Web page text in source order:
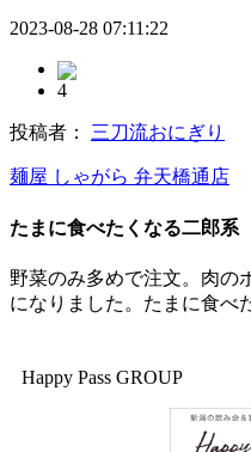
2023-08-28 07:11:22
4
投稿者： 三刀流おにぎり
麺屋 しゃがら 弁天橋通店
たまに食べたくなる二郎系
野菜のみ多めで注文。肉の
になりました。たまに食べ
Happy Pass GROUP